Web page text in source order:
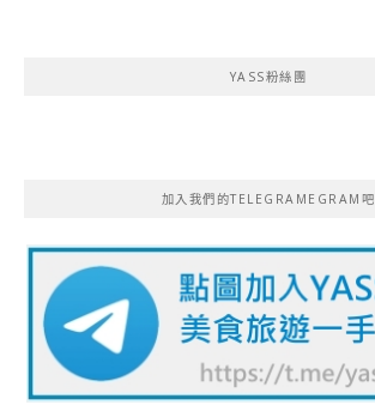
YASS粉絲團
加入我們的TELEGRAMEGRAM吧